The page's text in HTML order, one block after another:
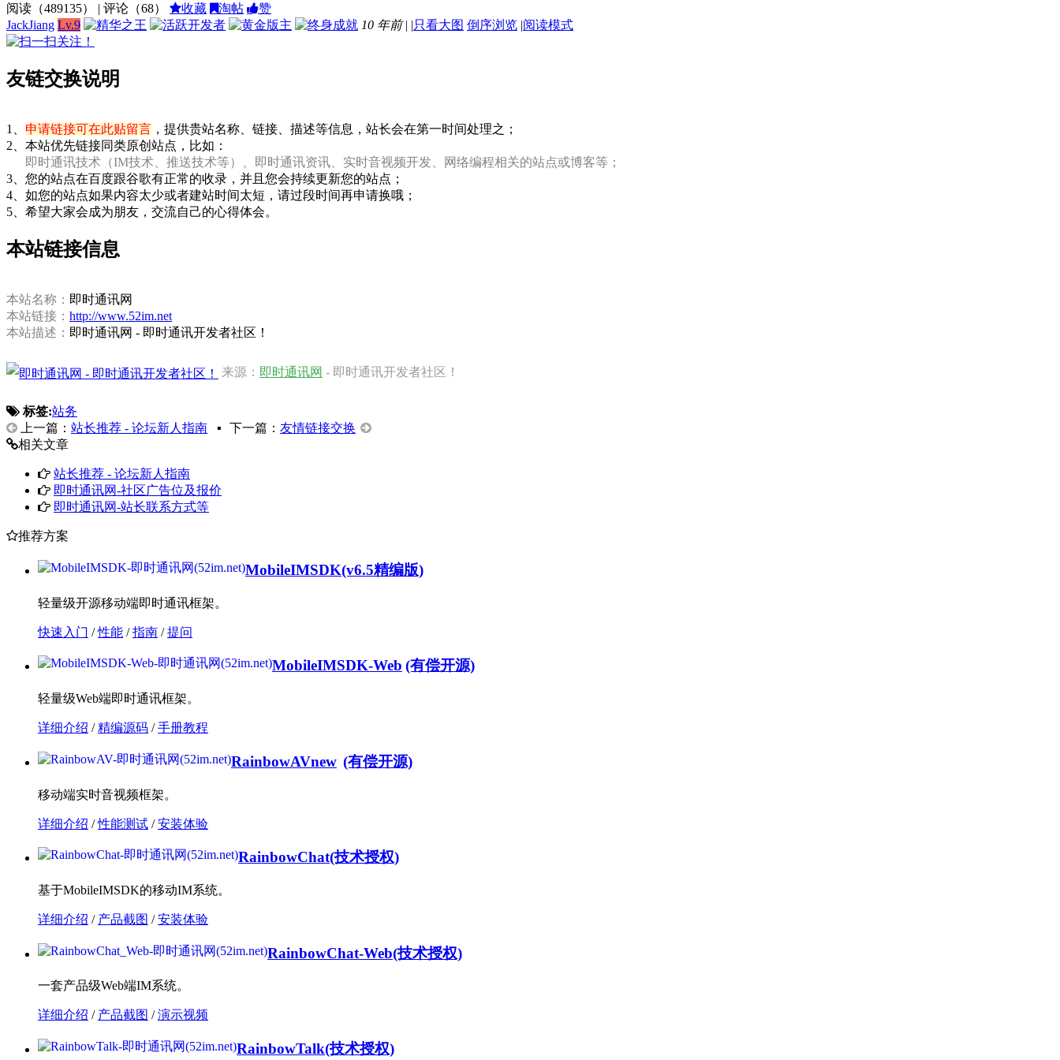
阅读（489135） | 评论（68） 收藏 淘帖
赞
JackJiang Lv.9 10 年前 | |只看大图 倒序浏览 |阅读模式
友链交换说明
1、 申请链接可在此贴留言 ，提供贵站名称、链接、描述等信息，站长会在第一时间处理之；
2、本站优先链接同类原创站点，比如：
即时通讯技术（IM技术、推送技术等）、即时通讯资讯、实时音视频开发、网络编程相关的站点或博客等；
3、您的站点在百度跟谷歌有正常的收录，并且您会持续更新您的站点；
4、如您的站点如果内容太少或者建站时间太短，请过段时间再申请换哦；
5、希望大家会成为朋友，交流自己的心得体会。
本站链接信息
本站名称： 即时通讯网
本站链接： http://www.52im.net
本站描述： 即时通讯网 - 即时通讯开发者社区！
来源： 即时通讯网 - 即时通讯开发者社区！
标签:站务
上一篇： 站长推荐 - 论坛新人指南 ▪ 下一篇： 友情链接交换
相关文章
站长推荐 - 论坛新人指南
即时通讯网-社区广告位及报价
即时通讯网-站长联系方式等
推荐方案
MobileIMSDK(v6.5精编版)
轻量级开源移动端即时通讯框架。
快速入门 / 性能 / 指南 / 提问
MobileIMSDK-Web (有偿开源)
轻量级Web端即时通讯框架。
详细介绍 / 精编源码 / 手册教程
RainbowAVnew (有偿开源)
移动端实时音视频框架。
详细介绍 / 性能测试 / 安装体验
RainbowChat(技术授权)
基于MobileIMSDK的移动IM系统。
详细介绍 / 产品截图 / 安装体验
RainbowChat-Web(技术授权)
一套产品级Web端IM系统。
详细介绍 / 产品截图 / 演示视频
RainbowTalk(技术授权)